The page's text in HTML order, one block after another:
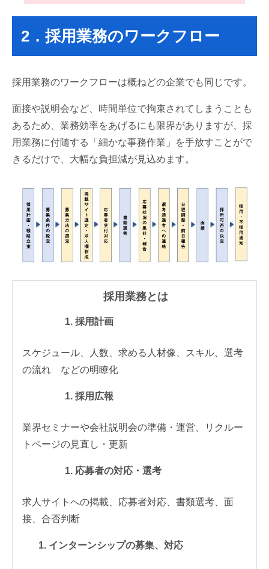
2．採用業務のワークフロー
採用業務のワークフローは概ねどの企業でも同じです。
面接や説明会など、時間単位で拘束されてしまうことも
あるため、業務効率をあげるにも限界がありますが、採
用業務に付随する「細かな事務作業」を手放すことがで
きるだけで、大幅な負担減が見込めます。
採用業務とは
採用計画
スケジュール、人数、求める人材像、スキル、選考
の流れ などの明瞭化
採用広報
業界セミナーや会社説明会の準備・運営、リクルー
トページの見直し・更新
応募者の対応・選考
求人サイトへの掲載、応募者対応、書類選考、面
接、合否判断
インターンシップの募集、対応